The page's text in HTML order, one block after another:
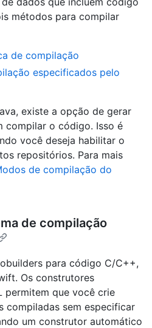
métodos para compilar
de compilação
especificados pelo
existe a opção de gerar
compilar o código. Isso é
você deseja habilitar o
repositórios. Para mais
de compilação do
de compilação
para código C/C++,
Os construtores
permitem que você crie
compiladas sem especificar
um construtor automático